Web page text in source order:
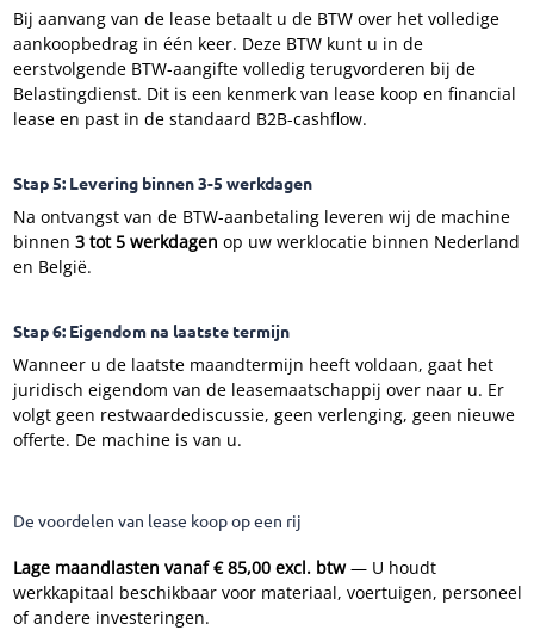
Bij aanvang van de lease betaalt u de BTW over het volledige
aankoopbedrag in één keer. Deze BTW kunt u in de
eerstvolgende BTW-aangifte volledig terugvorderen bij de
Belastingdienst. Dit is een kenmerk van lease koop en financial
lease en past in de standaard B2B-cashflow.
Stap 5: Levering binnen 3-5 werkdagen
Na ontvangst van de BTW-aanbetaling leveren wij de machine
binnen 3 tot 5 werkdagen op uw werklocatie binnen Nederland
en België.
Stap 6: Eigendom na laatste termijn
Wanneer u de laatste maandtermijn heeft voldaan, gaat het
juridisch eigendom van de leasemaatschappij over naar u. Er
volgt geen restwaardediscussie, geen verlenging, geen nieuwe
offerte. De machine is van u.
De voordelen van lease koop op een rij
Lage maandlasten vanaf € 85,00 excl. btw— U houdt
werkkapitaal beschikbaar voor materiaal, voertuigen, personeel
of andere investeringen.